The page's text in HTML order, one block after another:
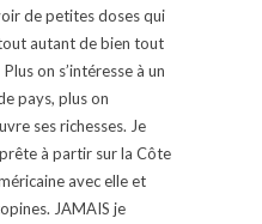
de petites doses qui
autant de bien tout
on s’intéresse à un
pays, plus on
ses richesses. Je
à partir sur la Côte
avec elle et
JAMAIS je